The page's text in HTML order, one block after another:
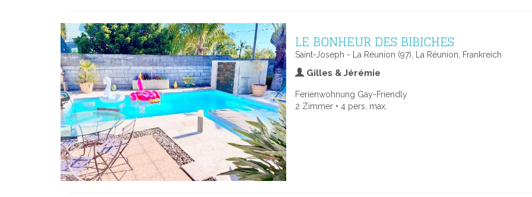
LE BONHEUR DES BIBICHES
Saint-Joseph - La Réunion (97), La Réunion, Frankreich
Gilles & Jérémie
Ferienwohnung Gay-Friendly
2 Zimmer • 4 pers. max.